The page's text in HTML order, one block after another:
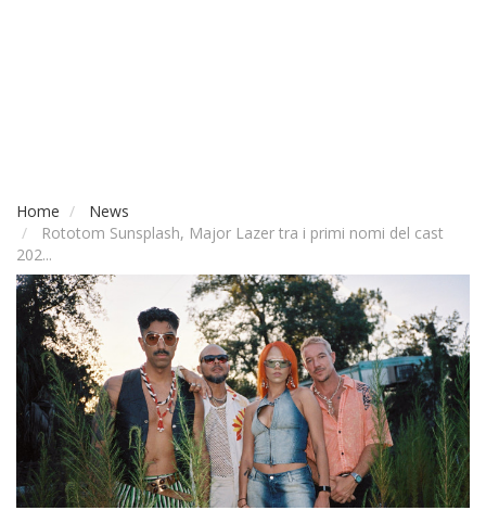
Home
News
Rototom Sunsplash, Major Lazer tra i primi nomi del cast
202...